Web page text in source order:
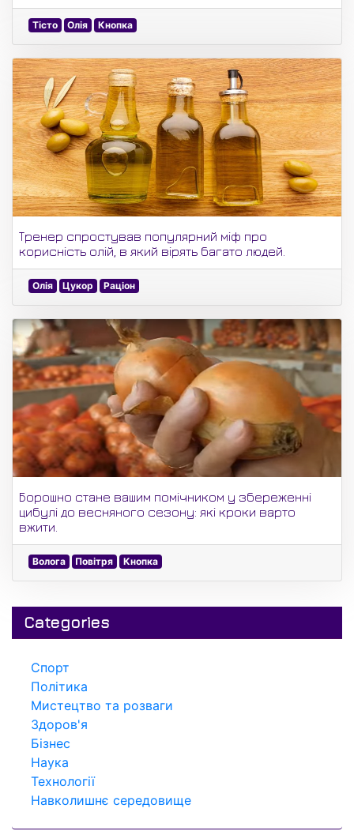
Тісто Олія Кнопка
Тренер спростував популярний міф про
корисність олій, в який вірять багато людей.
Олія Цукор Раціон
Борошно стане вашим помічником у збереженні
цибулі до весняного сезону: які кроки варто
вжити.
Волога Повітря Кнопка
Categories
Спорт
Політика
Мистецтво та розваги
Здоров'я
Бізнес
Наука
Технології
Навколишнє середовище